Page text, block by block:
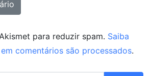
para reduzir spam. Saiba
comentários são processados.